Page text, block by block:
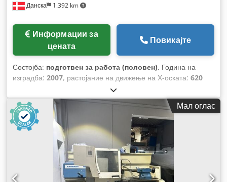
Данска 1.392 km
цената
Повикајте
Состојба: подготвен за работа (половен), Година на
изградба: 2007, растојание на движење на Х-оската: 620
, растојание на движење Z-оска:
прачка (макс.):110 мм, произведувач на контролери:
SIEMENS
, модел на контролер: , број на оски:3,
Мал оглас